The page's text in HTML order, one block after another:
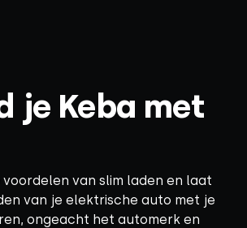
je Keba met
van slim laden en laat
van je elektrische auto met je
ongeacht het automerk en